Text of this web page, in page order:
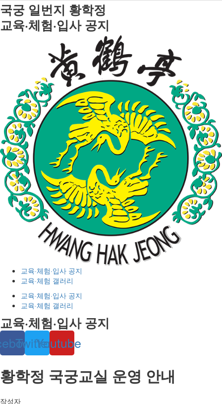
국궁 일번지 황학정
교육·체험·입사 공지
교육·체험·입사 공지
교육·체험 갤러리
교육·체험·입사 공지
교육·체험 갤러리
교육·체험·입사 공지
TwitterYoutube
황학정 국궁교실 운영 안내
작성자